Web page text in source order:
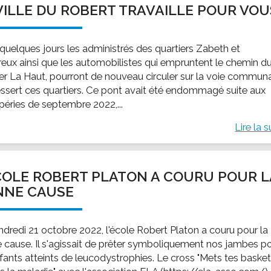
EMPLOI
Offres d'emploi
SOCIAL-SOLIDARITÉ
Le Centre Communal d'Action Social
Les aides sociales
Logement
Bornes de collecte de l'ACISE
locale
et le lycée
local des jeunes
scolaire
maternelles et primaire
famille
maternelles
LE SERVICE CULTUREL
Guide des
DU ROBERT TRAVAILLE POUR
jours les administrés des quartiers Zabeth et
ainsi que les automobilistes qui empruntent le chemin du
La Haut, pourront de nouveau circuler sur la voie
ces quartiers. Ce pont avait été endommagé suite aux
de septembre 2022,...
Lire la
ROBERT PLATON A COURU POUR
CAUSE
21 octobre 2022, l'école Robert Platon a couru pour la
cause. Il s'agissait de prêter symboliquement nos jambes
atteints de leucodystrophies. Le cross "Mets tes